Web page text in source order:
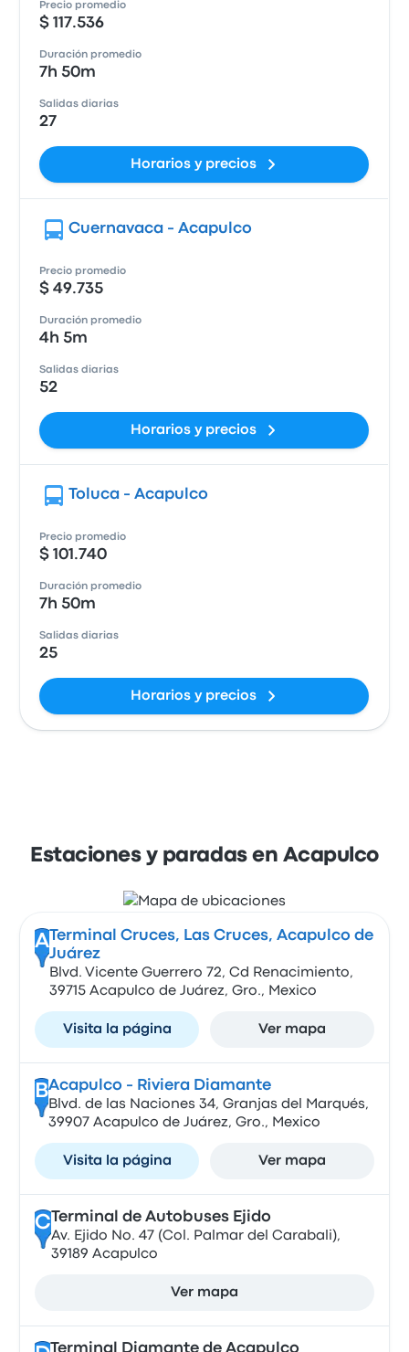
Precio promedio
$ 117.536
Duración promedio
7h 50m
Salidas diarias
27
Horarios y precios
Cuernavaca - Acapulco
Precio promedio
$ 49.735
Duración promedio
4h 5m
Salidas diarias
52
Horarios y precios
Toluca - Acapulco
Precio promedio
$ 101.740
Duración promedio
7h 50m
Salidas diarias
25
Horarios y precios
Estaciones y paradas en Acapulco
A Terminal Cruces, Las Cruces, Acapulco de
Juárez
Blvd. Vicente Guerrero 72, Cd Renacimiento,
39715 Acapulco de Juárez, Gro., Mexico
Visita la página Ver mapa
BAcapulco - Riviera Diamante
Blvd. de las Naciones 34, Granjas del Marqués,
39907 Acapulco de Juárez, Gro., Mexico
Visita la página Ver mapa
CTerminal de Autobuses Ejido
Av. Ejido No. 47 (Col. Palmar del Carabali),
39189 Acapulco
Ver mapa
Terminal Diamante de Acapulco